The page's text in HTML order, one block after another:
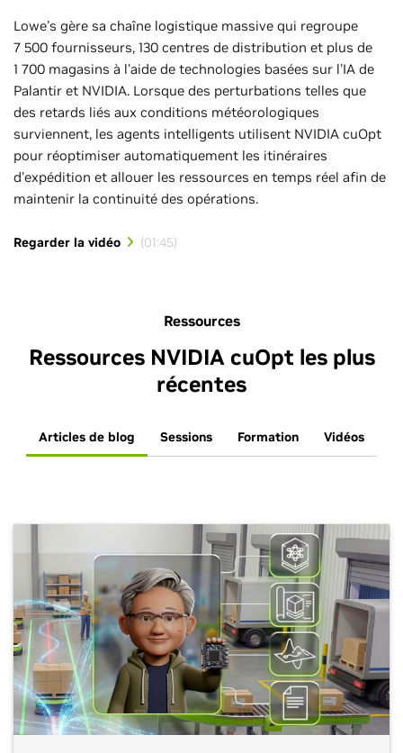
Lowe's gère sa chaîne logistique massive qui regroupe
7 500 fournisseurs, 130 centres de distribution et plus de
1 700 magasins à l'aide de technologies basées sur l'IA de
Palantir et NVIDIA. Lorsque des perturbations telles que
des retards liés aux conditions météorologiques
surviennent, les agents intelligents utilisent NVIDIA cuOpt
pour réoptimiser automatiquement les itinéraires
d'expédition et allouer les ressources en temps réel afin de
maintenir la continuité des opérations.
Regarder la vidéo
Ressources
Ressources NVIDIA cuOpt les plus
récentes
Articles de blog Sessions Formation Vidéos